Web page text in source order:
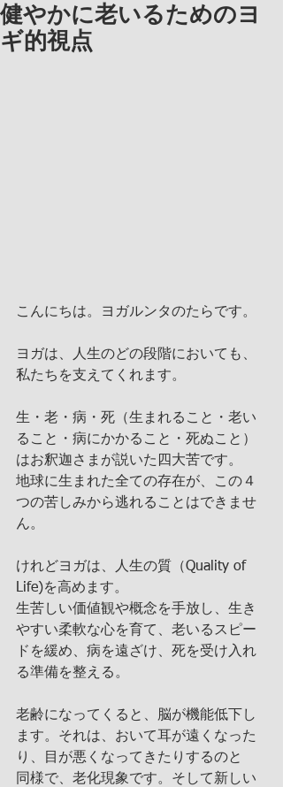
健やかに老いるためのヨ
ギ的視点
こんにちは。ヨガルンタのたらです。
ヨガは、人生のどの段階においても、
私たちを支えてくれます。
生・老・病・死（生まれること・老い
ること・病にかかること・死ぬこと）
はお釈迦さまが説いた四大苦です。
地球に生まれた全ての存在が、この４
つの苦しみから逃れることはできませ
ん。
けれどヨガは、人生の質（Quality of
Life)を高めます。
生苦しい価値観や概念を手放し、生き
やすい柔軟な心を育て、老いるスピー
ドを緩め、病を遠ざけ、死を受け入れ
る準備を整える。
老齢になってくると、脳が機能低下し
ます。それは、おいて耳が遠くなった
り、目が悪くなってきたりするのと
同様で、老化現象です。そして新しい